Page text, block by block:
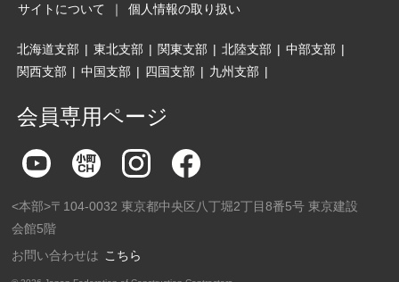
サイトについて ｜ 個人情報の取り扱い
北海道支部 | 東北支部 | 関東支部 | 北陸支部 | 中部支部 |
関西支部 | 中国支部 | 四国支部 | 九州支部 |
会員専用ページ
<本部>〒104-0032 東京都中央区八丁堀2丁目8番5号 東京建設
会館5階
お問い合わせは こちら